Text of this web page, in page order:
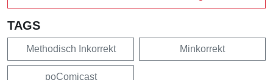
TAGS
Methodisch Inkorrekt Minkorrekt
poComicast